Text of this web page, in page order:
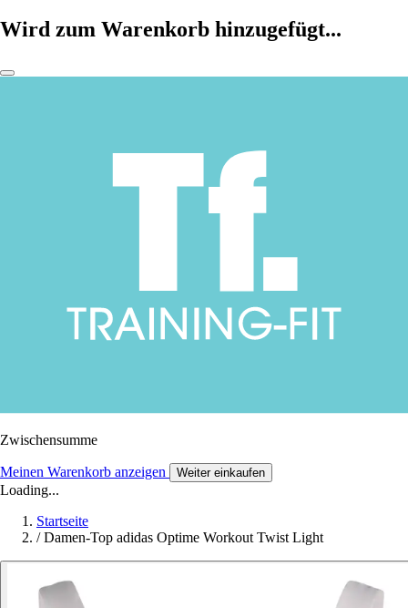
Wird zum Warenkorb hinzugefügt...
Zwischensumme
Meinen Warenkorb anzeigen Weiter einkaufen
Loading...
Startseite
/ Damen-Top adidas Optime Workout Twist Light